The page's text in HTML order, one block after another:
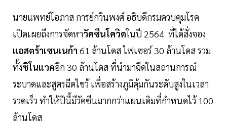
นายแพทย์โอภาส การย์กวินพงศ์ อธิบดีกรมควบคุมโรค
เปิดเผยถึงการจัดหาวัคซีนโควิดในปี 2564 ที่ได้สั่งจอง
แอสตร้าเซนเนก้า 61 ล้านโดส ไฟเซอร์ 30 ล้านโดส รวม
ทั้งซิโนแวคอีก 30 ล้านโดส ที่นำมาฉีดในสถานการณ์
ระบาดและสูตรฉีดไขว้ เพื่อสร้างภูมิคุ้มกันระดับสูงในเวลา
รวดเร็ว ทำให้ปีนี้มีวัคซีนมากกว่าแผนเดิมที่กำหนดไว้ 100
ล้านโดส